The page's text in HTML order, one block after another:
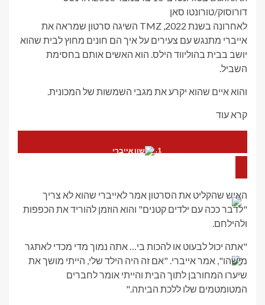
דורוסוק/טורונטו סאן
לאחרונה בשנת 2022, TMZ השיגה סרטון שמראה את
אייברי מתנגש עם צעירים על איך הם חונים מחוץ לבית שהוא
יושב בבית בהוליווד הילס. הוא האשים אותם בחסימת
השביל.
והוא איים שהוא יקרע את מגבי השמשות של המכונית.
קרא עוד
שון אייברי אומר שהשחקן לא חשב על 'לרצוח מישהו היום'
האיש שהקליט את הסרטון אמר לאייברי שהוא לא צריך
"לדבר ככה עם ילדים קטנים" והוא הוזמן להוריד את הכפפות
ולהילחם.
"אתה יכול לבעוט או להכות בי… אתה נמוך מדי מכדי לאתגר
מישהו", אמר אייברי. "אם זה היה הילד שלי, הייתי מושך את
שיערו המחורבן לתוך הבית והייתי אומר לחברים
המטומטמים שלו ללכת הביתה."